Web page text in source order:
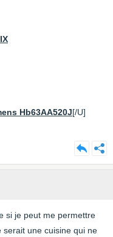
Hb63AA520J[/U]
si je peut me permettre
serait une cuisine qui ne